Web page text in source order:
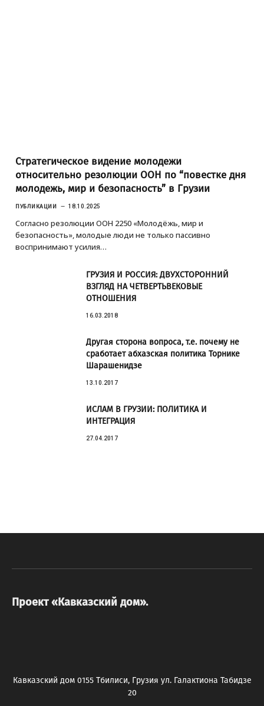
Стратегическое видение молодежи
относительно резолюции ООН по “повестке дня
молодежь, мир и безопасность” в Грузии
ПУБЛИКАЦИИ 18.10.2025
Согласно резолюции ООН 2250 «Молодёжь, мир и
безопасность», молодые люди не только пассивно
воспринимают усилия…
ГРУЗИЯ И РОССИЯ: ДВУХСТОРОННИЙ
ВЗГЛЯД НА ЧЕТВЕРТЬВЕКОВЫЕ
ОТНОШЕНИЯ
16.03.2018
Другая сторона вопроса, т.е. почему не
сработает абхазская политика Торнике
Шарашенидзе
13.10.2017
ИСЛАМ В ГРУЗИИ: ПОЛИТИКА И
ИНТЕГРАЦИЯ
27.04.2017
Проект «Кавказский дом».
Кавказский дом 0155 Тбилиси, Грузия ул. Галактиона Табидзе
20